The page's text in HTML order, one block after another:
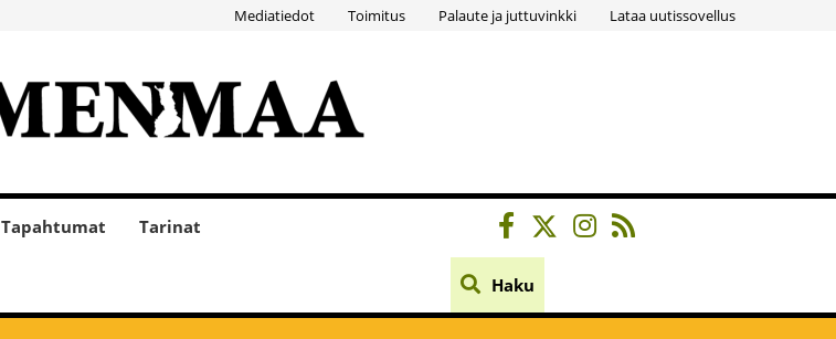
Mediatiedot Toimitus Palaute ja juttuvinkki Lataa uutissovellus
Tapahtumat Tarinat
Haku